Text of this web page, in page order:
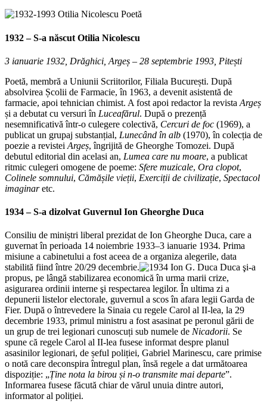
1932 – S-a născut Otilia Nicolescu
3 ianuarie 1932, Drăghici, Argeș – 28 septembrie 1993, Pitești
Poetă, membră a Uniunii Scriitorilor, Filiala București. După
absolvirea Școlii de Farmacie, în 1963, a devenit asistentă de
farmacie, apoi tehnician chimist. A fost apoi redactor la revista Argeș
și a debutat cu versuri în Luceafărul. După o prezență
nesemnificativă într-o culegere colectivă, Cercuri de foc (1969), a
publicat un grupaj substanțial, Lunecând în alb (1970), în colecția de
poezie a revistei Argeș, îngrijită de Gheorghe Tomozei. După
debutul editorial din acelasi an, Lumea care nu moare, a publicat
ritmic culegeri omogene de poeme: Sfere muzicale, Ora clopot,
Colinele somnului, Cămășile vieții, Exerciții de civilizație, Spectacol
imaginaretc.
1934 – S-a dizolvat Guvernul Ion Gheorghe Duca
Consiliu de miniștri liberal prezidat de Ion Gheorghe Duca, care a
guvernat în perioada 14 noiembrie 1933–3 ianuarie 1934. Prima
misiune a cabinetului a fost aceea de a organiza alegerile, data
stabilită fiind între 20/29 decembrie.
Duca şi-a
propus, pe lângă stabilizarea economică în urma marii crize,
asigurarea ordinii interne şi respectarea legilor. În ultima zi a
depunerii listelor electorale, guvernul a scos în afara legii Garda de
Fier. După o întrevedere la Sinaia cu regele Carol al II-lea, la 29
decembrie 1933, primul ministru a fost asasinat pe peronul gării de
un grup de trei legionari cunoscuți sub numele de Nicadorii. Se
spune că regele Carol al II-lea fusese informat despre planul
asasinilor legionari, de șeful poliției, Gabriel Marinescu, care primise
o notă care deconspira întregul plan, însă regele a dat următoarea
dispoziție: „Ține nota la birou și n-o transmite mai departe”.
Informarea fusese făcută chiar de vărul unuia dintre autori,
informator al poliției.